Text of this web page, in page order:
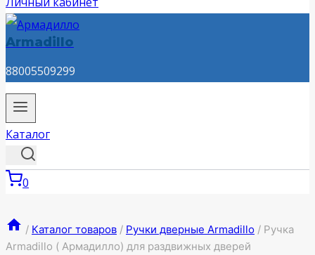
Armadillo
88005509299
Каталог
0
/ Каталог товаров / Ручки дверные Armadillo / Ручка
Armadillo ( Армадилло) для раздвижных дверей